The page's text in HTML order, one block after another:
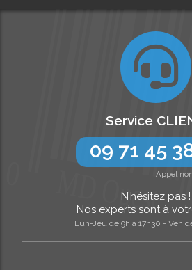
Service
09 71 45
Appel
N’hésitez pas !
Nos experts sont à
Lun-Jeu de 9h à 17h30 - Ven